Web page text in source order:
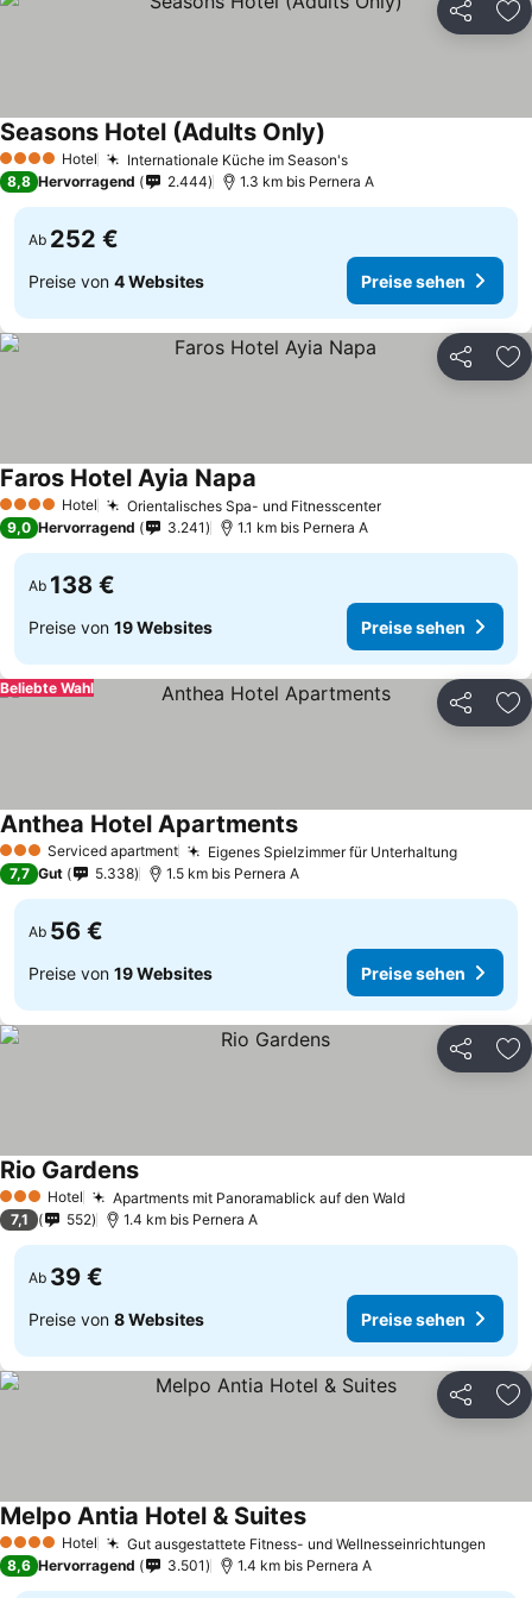
Teilen
4 Sterne Hotel Internationale Küche im Season's
Seasons Hotel (Adults Only)
8,8 Hervorragend 2.444 1.3 km bis Pernera A
Ab 252 €
Preise von 4 Websites Preise sehen
Teilen
4 Sterne Hotel Orientalisches Spa- und Fitnesscenter
Faros Hotel Ayia Napa
9,0 Hervorragend 3.241 1.1 km bis Pernera A
Ab 138 €
Preise von 19 Websites Preise sehen
Teilen
Beliebte Wahl
3 SterneServiced apartment Eigenes Spielzimmer für Unterhaltung
Anthea Hotel Apartments
7,7 Gut 5.338 1.5 km bis Pernera A
Ab 56 €
Preise von 19 Websites Preise sehen
Teilen
3 SterneHotel Apartments mit Panoramablick auf den Wald
Rio Gardens
7,1 552 1.4 km bis Pernera A
Ab 39 €
Preise von 8 Websites Preise sehen
Teilen
4 Sterne Hotel Gut ausgestattete Fitness- und Wellnesseinrichtungen
Melpo Antia Hotel & Suites
8,6 Hervorragend 3.501 1.4 km bis Pernera A